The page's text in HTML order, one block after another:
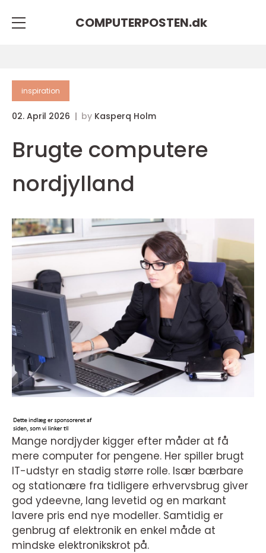
COMPUTERPOSTEN.dk
inspiration
02. April 2026 by Kasperq Holm
Brugte computere
nordjylland
Mange nordjyder kigger efter måder at få
mere computer for pengene. Her spiller brugt
IT-udstyr en stadig større rolle. Især bærbare
og stationære fra tidligere erhvervsbrug giver
god ydeevne, lang levetid og en markant
lavere pris end nye modeller. Samtidig er
genbrug af elektronik en enkel måde at
mindske elektronikskrot på.